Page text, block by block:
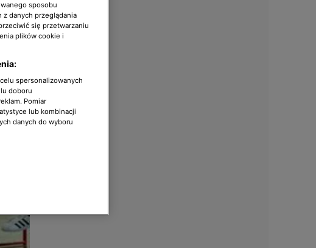
sposobu
z danych przeglądania
się przetwarzaniu
plików cookie i
spersonalizowanych
doboru
Pomiar
lub kombinacji
danych do wyboru